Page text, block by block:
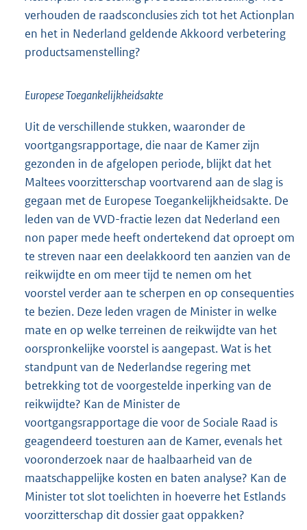
verhouden de raadsconclusies zich tot het Actionplan
en het in Nederland geldende Akkoord verbetering
productsamenstelling?
Europese Toegankelijkheidsakte
Uit de verschillende stukken, waaronder de
voortgangsrapportage, die naar de Kamer zijn
gezonden in de afgelopen periode, blijkt dat het
Maltees voorzitterschap voortvarend aan de slag is
gegaan met de Europese Toegankelijkheidsakte. De
leden van de VVD-fractie lezen dat Nederland een
non paper mede heeft ondertekend dat oproept om
te streven naar een deelakkoord ten aanzien van de
reikwijdte en om meer tijd te nemen om het
voorstel verder aan te scherpen en op consequenties
te bezien. Deze leden vragen de Minister in welke
mate en op welke terreinen de reikwijdte van het
oorspronkelijke voorstel is aangepast. Wat is het
standpunt van de Nederlandse regering met
betrekking tot de voorgestelde inperking van de
reikwijdte? Kan de Minister de
voortgangsrapportage die voor de Sociale Raad is
geagendeerd toesturen aan de Kamer, evenals het
vooronderzoek naar de haalbaarheid van de
maatschappelijke kosten en baten analyse? Kan de
Minister tot slot toelichten in hoeverre het Estlands
voorzitterschap dit dossier gaat oppakken?